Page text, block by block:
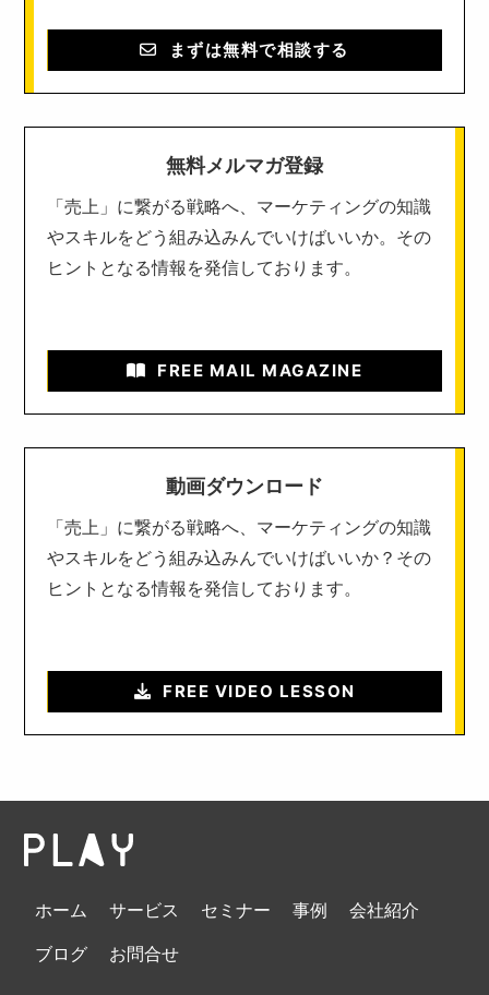
まずは無料で相談する
無料メルマガ登録
「売上」に繋がる戦略へ、マーケティングの知識
やスキルをどう組み込みんでいけばいいか。その
ヒントとなる情報を発信しております。
FREE MAIL MAGAZINE
動画ダウンロード
「売上」に繋がる戦略へ、マーケティングの知識
やスキルをどう組み込みんでいけばいいか？その
ヒントとなる情報を発信しております。
FREE VIDEO LESSON
ホーム サービス セミナー 事例
会社紹介
ブログ
お問合せ